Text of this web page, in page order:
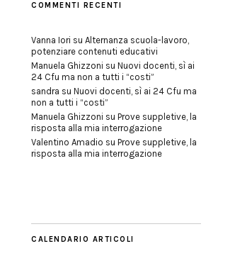
COMMENTI RECENTI
Vanna Iori su Alternanza scuola-lavoro,
potenziare contenuti educativi
Manuela Ghizzoni su Nuovi docenti, sì ai
24 Cfu ma non a tutti i “costi”
sandra su Nuovi docenti, sì ai 24 Cfu ma
non a tutti i “costi”
Manuela Ghizzoni su Prove suppletive, la
risposta alla mia interrogazione
Valentino Amadio su Prove suppletive, la
risposta alla mia interrogazione
CALENDARIO ARTICOLI